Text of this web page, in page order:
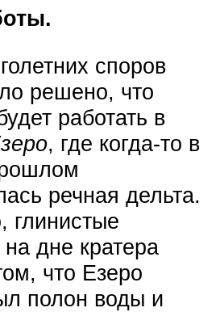
споров
решено, что
работать в
, где когда-то в
речная дельта.
глинистые
дне кратера
что Езеро
полон воды и